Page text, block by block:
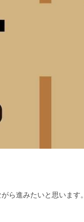
ら進みたいと思います。